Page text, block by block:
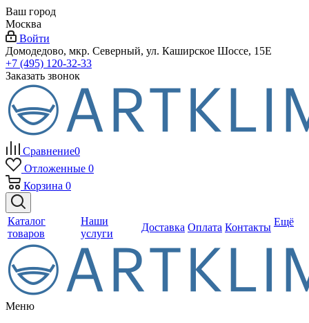
Ваш город
Москва
Войти
Домодедово, мкр. Северный, ул. Каширское Шоссе, 15Е
+7 (495) 120-32-33
Заказать звонок
Сравнение0
Отложенные 0
Корзина 0
Каталог
товаров
Наши
услуги
Доставка Оплата Контакты Ещё
Меню